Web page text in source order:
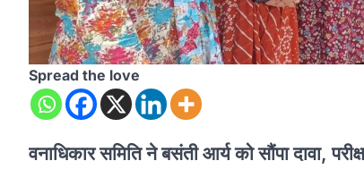
Spread the love
वनाधिकार समिति ने बसंती आर्य को सौंपा दावा,